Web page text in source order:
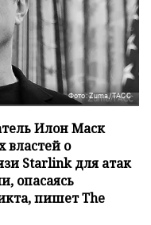
Фото: Zuma/ТАСС
Илон Маск
властей о
Starlink для атак
опасаясь
пишет The